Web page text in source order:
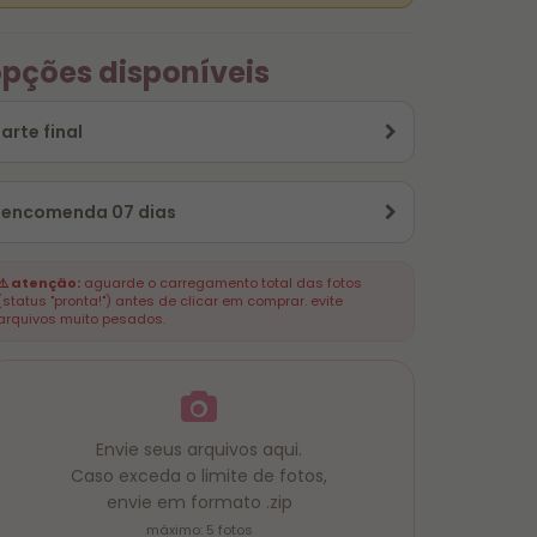
disponíveis
arte final
encomenda 07 dias
atenção: aguarde o carregamento total das fotos
"pronta!") antes de clicar em comprar. evite
muito pesados.
Envie seus arquivos aqui.
Caso exceda o limite de fotos,
envie em formato .zip
máximo: 5 fotos